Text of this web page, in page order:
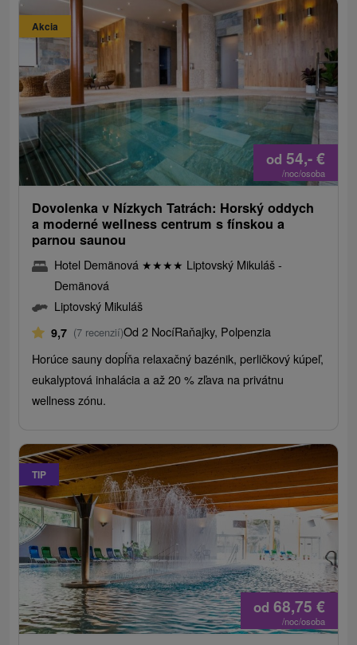
Akcia
od 54,-€
/noc/osoba
Dovolenka v Nízkych Tatrách: Horský oddych
a moderné wellness centrum s fínskou a
parnou saunou
Hotel Demänová ★★★★ Liptovský Mikuláš -
Demänová
Liptovský Mikuláš
9,7 (7 recenzií)Od 2 NocíRaňajky, Polpenzia
Horúce sauny dopĺňa relaxačný bazénik, perličkový kúpeľ,
eukalyptová inhalácia a až 20 % zľava na privátnu
wellness zónu.
TIP
od 68,75 €
/noc/osoba